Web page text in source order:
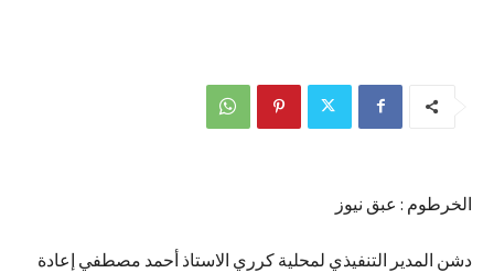
الخرطوم : عبق نيوز
دشن المدير التنفيذي لمحلية كرري الاستاذ أحمد مصطفي إعادة